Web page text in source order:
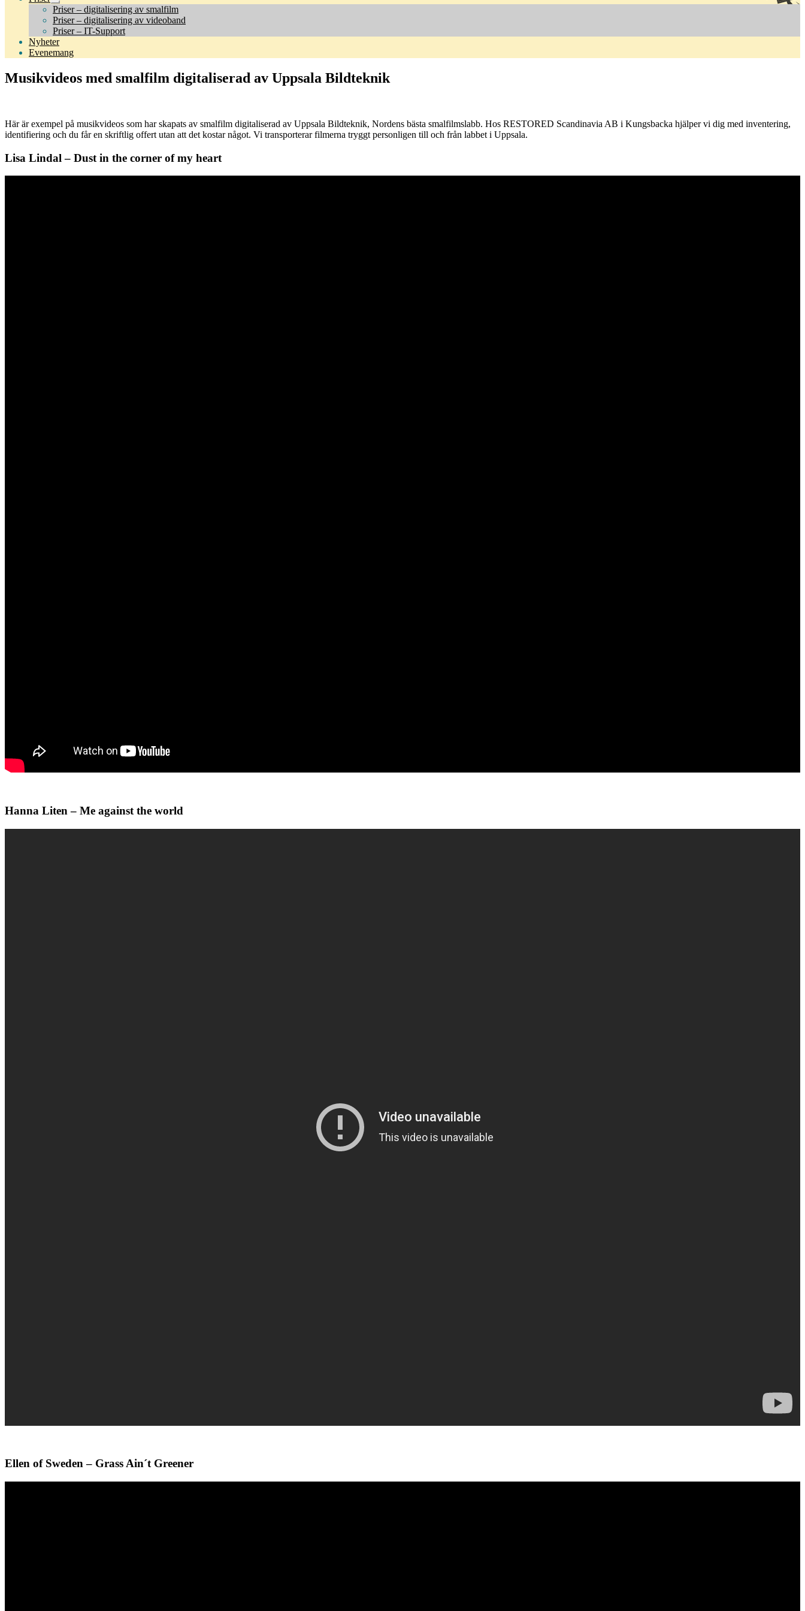
Expandera
undermeny
Priser – digitalisering av smalfilm
Priser – digitalisering av videoband
Priser – IT-Support
Nyheter
Evenemang
Musikvideos med smalfilm digitaliserad av Uppsala Bildteknik
Här är exempel på musikvideos som har skapats av smalfilm digitaliserad av Uppsala Bildteknik, Nordens bästa smalfilmslabb. Hos RESTORED Scandinavia AB i Kungsbacka hjälper vi dig med inventering,
identifiering och du får en skriftlig offert utan att det kostar något. Vi transporterar filmerna tryggt personligen till och från labbet i Uppsala.
Lisa Lindal – Dust in the corner of my heart
Hanna Liten – Me against the world
Ellen of Sweden – Grass Ain´t Greener